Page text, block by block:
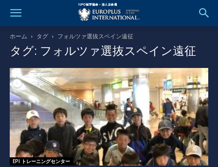
ホーム タグ フォルツァ選抜スペイン遠征
タグ: フォルツァ選抜スペイン遠征
EPI トレーニングセンター